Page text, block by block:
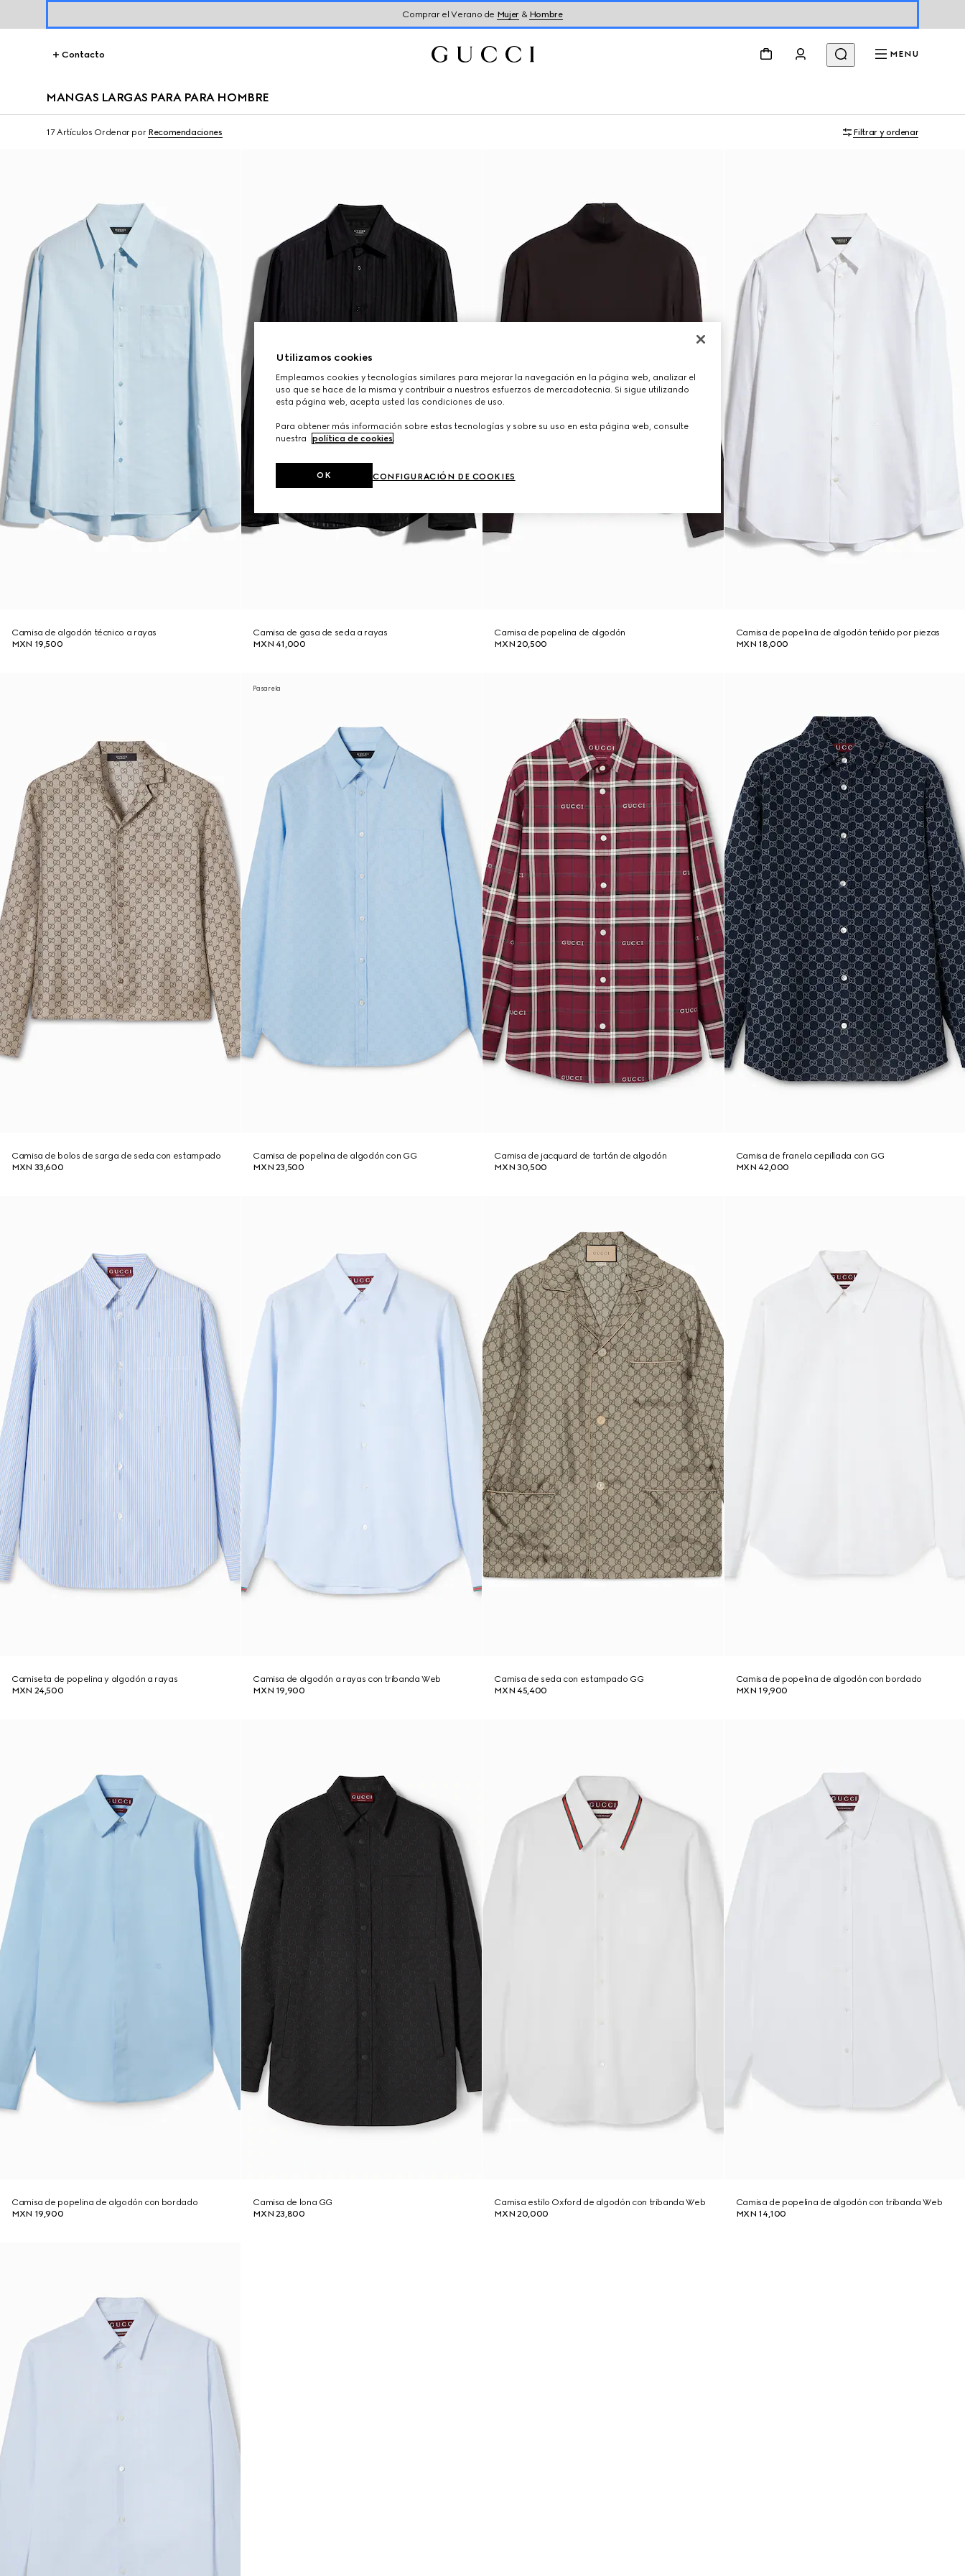
Comprar el Verano de Mujer& Hombre
Contacto MENU
MANGAS LARGAS PARA PARA HOMBRE
17 Artículos Ordenar por Recomendaciones Filtrar y ordenar
Camisa de algodón técnico a rayas
MXN 19,500
Camisa de gasa de seda a rayas
MXN 41,000
Camisa de popelina de algodón
MXN 20,500
Camisa de popelina de algodón teñido por piezas
MXN 18,000
Camisa de bolos de sarga de seda con estampado
MXN 33,600
Pasarela
Camisa de popelina de algodón con GG
MXN 23,500
Camisa de jacquard de tartán de algodón
MXN 30,500
Camisa de franela cepillada con GG
MXN 42,000
Camiseta de popelina y algodón a rayas
MXN 24,500
Camisa de algodón a rayas con tribanda Web
MXN 19,900
Camisa de seda con estampado GG
MXN 45,400
Camisa de popelina de algodón con bordado
MXN 19,900
Camisa de popelina de algodón con bordado
MXN 19,900
Camisa de lona GG
MXN 23,800
Camisa estilo Oxford de algodón con tribanda Web
MXN 20,000
Camisa de popelina de algodón con tribanda Web
MXN 14,100
Utilizamos cookies
Empleamos cookies y tecnologías similares para mejorar la navegación en la página web, analizar el
uso que se hace de la misma y contribuir a nuestros esfuerzos de mercadotecnia. Si sigue utilizando
esta página web, acepta usted las condiciones de uso.
Para obtener más información sobre estas tecnologías y sobre su uso en esta página web, consulte
nuestra
política de cookies.
CONFIGURACIÓN DE COOKIES
OK